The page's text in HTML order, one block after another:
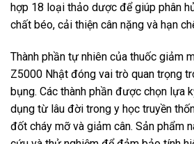
hợp 18 loại thảo dược để giúp phân
chất béo, cải thiện cân nặng và hạn
Thành phần tự nhiên của thuốc giảm
Z5000 Nhật đóng vai trò quan trọng
bụng. Các thành phần được chọn lựa
dụng từ lâu đời trong y học truyền
đốt cháy mỡ và giảm cân. Sản phẩm